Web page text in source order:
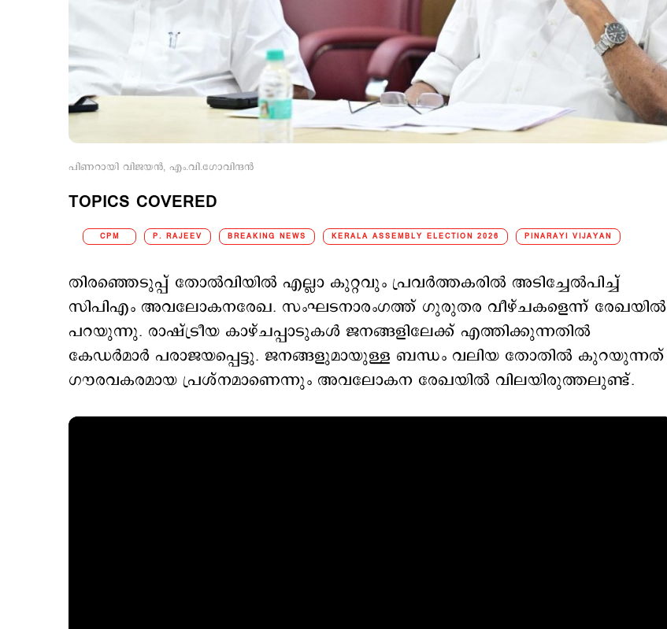
പിണറായി വിജയന്‍, എം.വി.ഗോവിന്ദന്‍
TOPICS COVERED
CPM P. RAJEEV BREAKING NEWS KERALA ASSEMBLY ELECTION 2026 PINARAYI VIJAYAN
തിരഞ്ഞെടുപ്പ് തോല്‍വിയില്‍ എല്ലാ കുറ്റവും പ്രവർത്തകരില്‍ അടിച്ചേല്‍പിച്ച്
സിപിഎം അവലോകനരേഖ. സംഘടനാരംഗത്ത് ഗുരുതര വീഴ്ചകളെന്ന് രേഖയില്‍
പറയുന്നു. രാഷ്ട്രീയ കാഴ്ചപ്പാടുകൾ ജനങ്ങളിലേക്ക് എത്തിക്കുന്നതിൽ
കേഡർമാർ പരാജയപ്പെട്ടു. ജനങ്ങളുമായുള്ള ബന്ധം വലിയ തോതിൽ കുറയുന്നത്
ഗൗരവകരമായ പ്രശ്നമാണെന്നും അവലോകന രേഖയില്‍ വിലയിരുത്തലുണ്ട്.